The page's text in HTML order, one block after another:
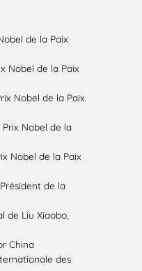
de la Paix
Nobel de la Paix
Nobel de la Paix
Prix Nobel de la
Nobel de la Paix
de la
de Liu Xiaobo,
China
des